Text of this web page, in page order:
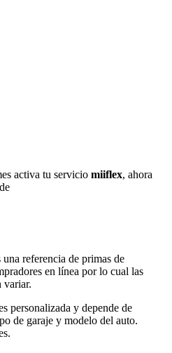
activa tu servicio miiflex, ahora
referencia de primas de
en línea por lo cual las
variar.
personalizada y depende de
de garaje y modelo del auto.